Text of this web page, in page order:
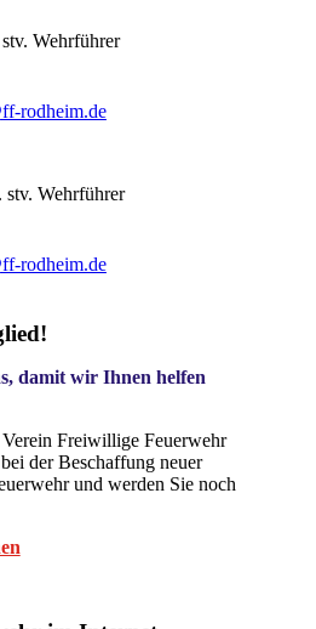
rodheim.de
rodheim.de
damit wir Ihnen helfen
Freiwillige Feuerwehr
der Beschaffung neuer
und werden Sie noch